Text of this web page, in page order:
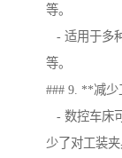
等。
- 适用于多
等。
### 9. **减
- 数控车床
少了对工装